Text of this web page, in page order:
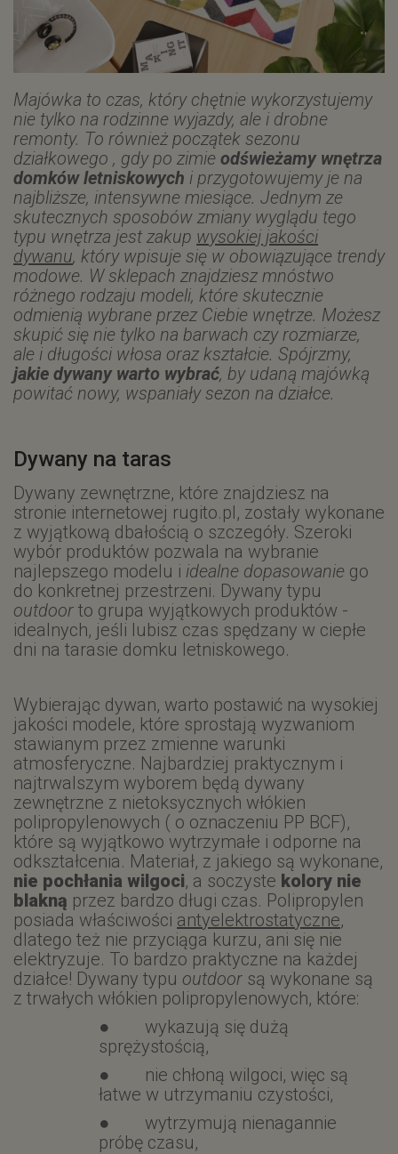
Majówka to czas, który chętnie wykorzystujemy
nie tylko na rodzinne wyjazdy, ale i drobne
remonty. To również początek sezonu
działkowego , gdy po zimie odświeżamy wnętrza
domków letniskowych i przygotowujemy je na
najbliższe, intensywne miesiące. Jednym ze
skutecznych sposobów zmiany wyglądu tego
typu wnętrza jest zakup wysokiej jakości
dywanu, który wpisuje się w obowiązujące trendy
modowe. W sklepach znajdziesz mnóstwo
różnego rodzaju modeli, które skutecznie
odmienią wybrane przez Ciebie wnętrze. Możesz
skupić się nie tylko na barwach czy rozmiarze,
ale i długości włosa oraz kształcie. Spójrzmy,
jakie dywany warto wybrać, by udaną majówką
powitać nowy, wspaniały sezon na działce.
Dywany na taras
Dywany zewnętrzne, które znajdziesz na
stronie internetowej rugito.pl, zostały wykonane
z wyjątkową dbałością o szczegóły. Szeroki
wybór produktów pozwala na wybranie
najlepszego modelu i idealne dopasowanie go
do konkretnej przestrzeni. Dywany typu
outdoor to grupa wyjątkowych produktów -
idealnych, jeśli lubisz czas spędzany w ciepłe
dni na tarasie domku letniskowego.
Wybierając dywan, warto postawić na wysokiej
jakości modele, które sprostają wyzwaniom
stawianym przez zmienne warunki
atmosferyczne. Najbardziej praktycznym i
najtrwalszym wyborem będą dywany
zewnętrzne z nietoksycznych włókien
polipropylenowych ( o oznaczeniu PP BCF),
które są wyjątkowo wytrzymałe i odporne na
odkształcenia. Materiał, z jakiego są wykonane,
nie pochłania wilgoci, a soczyste kolory nie
blakną przez bardzo długi czas. Polipropylen
posiada właściwości antyelektrostatyczne,
dlatego też nie przyciąga kurzu, ani się nie
elektryzuje. To bardzo praktyczne na każdej
działce! Dywany typu outdoor są wykonane są
z trwałych włókien polipropylenowych, które:
● wykazują się dużą
sprężystością,
● nie chłoną wilgoci, więc są
łatwe w utrzymaniu czystości,
● wytrzymują nienagannie
próbę czasu,